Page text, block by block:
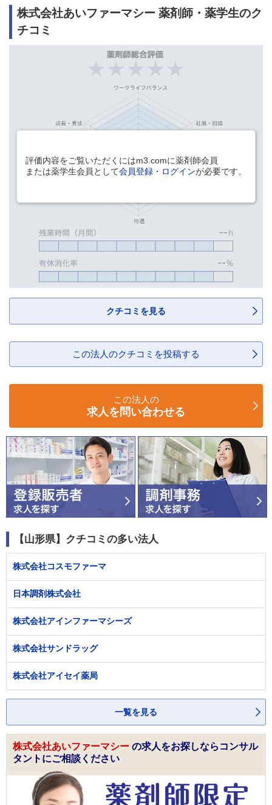
株式会社あいファーマシー 薬剤師・薬学生のク
チコミ
評価内容をご覧いただくにはm3.comに薬剤師会員
または薬学生会員として会員登録・ログインが必要です。
クチコミを見る
この法人のクチコミを投稿する
この法人の
求人を問い合わせる
【山形県】クチコミの多い法人
株式会社コスモファーマ
日本調剤株式会社
株式会社アインファーマシーズ
株式会社サンドラッグ
株式会社アイセイ薬局
一覧を見る
株式会社あいファーマシー の求人をお探しならコンサル
タントにご相談ください